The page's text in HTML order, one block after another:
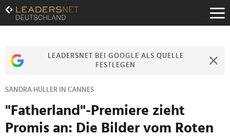
Zum
Inhalt
Zur
Zur
LEADERSNET BEI GOOGLE ALS QUELLE
FESTLEGEN
SANDRA HÜLLER IN CANNES
"Fatherland"-Premiere zieht
Promis an: Die Bilder vom Roten